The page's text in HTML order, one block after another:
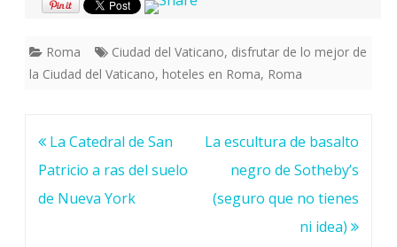
Roma Ciudad del Vaticano, disfrutar de lo mejor de
la Ciudad del Vaticano, hoteles en Roma, Roma
Navegación
de
entradas
La Catedral de San
Patricio a ras del suelo
de Nueva York
La escultura de basalto
negro de Sotheby’s
(seguro que no tienes
ni idea)